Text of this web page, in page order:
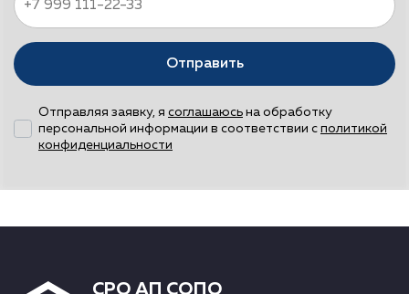
Отправить
Отправляя заявку, я соглашаюсь на обработку
персональной информации в соответствии с политикой
конфиденциальности
СРО АП СОПО